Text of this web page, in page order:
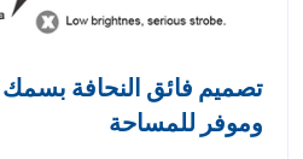
وموفر للمساحة